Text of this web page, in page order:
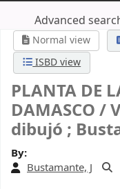
Advanced
Normal view
ISBD view
PLANTA DE
DAMASCO /
dibujó ;
By:
Bustamante, J